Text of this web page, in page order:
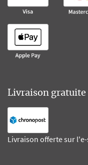
Livraison gratuite
Livraison offerte sur